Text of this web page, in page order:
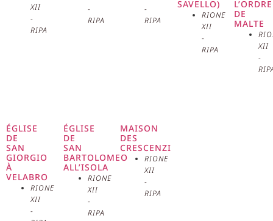
Construite au VIe siècle sur les
ruines du Temple d’Hercule
Pompeien dans le Forum Boarium,
le pape Adrien Ier entre 772 et 795,
période pendant laquelle elle a pris
le nom de « Cosmedin », dérivé du
terme grec « kosmidion », qui
XII
-
RIPA
-
RIPA
-
RIPA
SAVELLO)
RIONE
XII
-
RIPA
L’ORDRE
DE
MALTE
XII
-
ÉGLISE
DE
SAN
GIORGIO
À
VELABRO
RIONE
XII
-
ÉGLISE
DE
SAN
BARTOLOMEO
ALL’ISOLA
RIONE
XII
-
RIPA
MAISON
DES
CRESCENZI
RIONE
XII
-
RIPA